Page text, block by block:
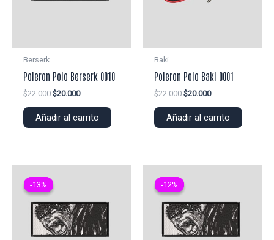
Berserk
Poleron Polo Berserk 0010
$22.000 El
original
$20.000El
actual
Añadir al carrito
Baki
Poleron Polo Baki 0001
$22.000 El
original
$20.000El
actual
Añadir al carrito
-13%
-13% -12%
-12%